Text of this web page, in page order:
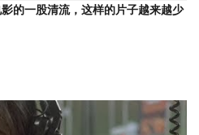
的一股清流，这样的片子越来越少